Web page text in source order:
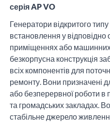
серія AP VO
Генератори відкритого
встановлення у відповідно
приміщеннях або машинних
безкорпусна конструкція
всіх компонентів для
ремонту. Вони призначені
або безперервної роботи
та громадських закладах.
стабільне джерело